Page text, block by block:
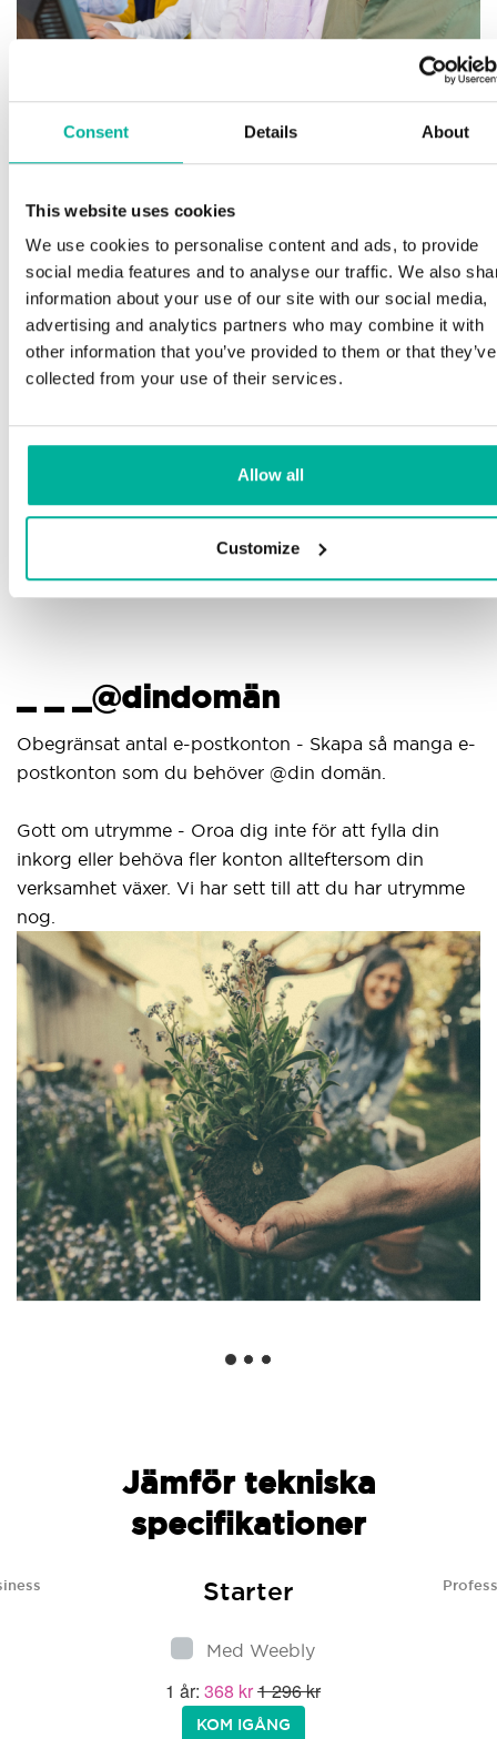
Consent Details About
This website uses cookies
We use cookies to personalise content and ads, to provide
social media features and to analyse our traffic. We also
information about your use of our site with our social media,
advertising and analytics partners who may combine it with
other information that you’ve provided to them or that they’ve
collected from your use of their services.
Allow all
Customize
Premium support
Telefon och e-postsupport på svenska och
engelska
Hjälp att komma igång med din hemsida och e-
post, oavsett om du börjar bygga eller ska flytta
din nuvarande hemsida eller e-post till oss
Kunskapscenter med steg-för-stegguider och tips
för att se till att din e-post fungerar felfritt
_ _ _@dindomän
Obegränsat antal e-postkonton - Skapa så manga e-
postkonton som du behöver @din domän.
Gott om utrymme - Oroa dig inte för att fylla din
inkorg eller behöva fler konton allteftersom din
verksamhet växer. Vi har sett till att du har utrymme
nog.
Jämför tekniska
specifikationer
Starter
Med Weebly
1 år: 368 kr1 296 kr
KOM IGÅNG